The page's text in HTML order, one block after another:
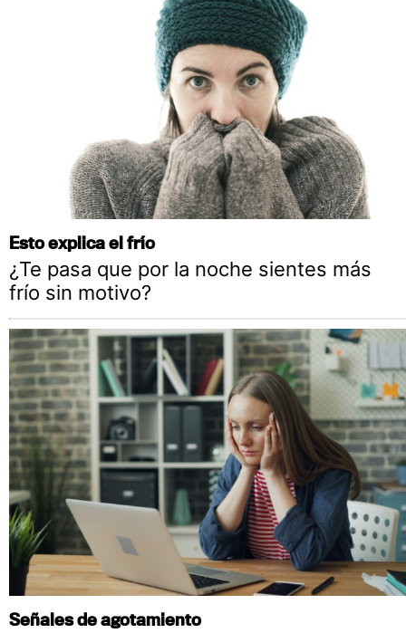
Esto explica el frío
¿Te pasa que por la noche sientes más
frío sin motivo?
Señales de agotamiento